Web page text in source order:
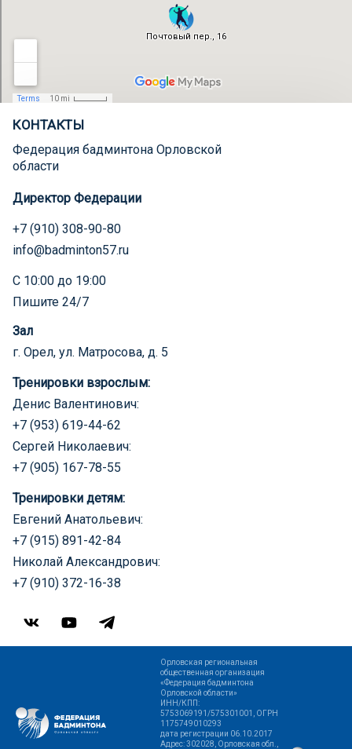
КОНТАКТЫ
Федерация бадминтона Орловской
области
Директор Федерации
+7 (910) 308-90-80
info@badminton57.ru
С 10:00 до 19:00
Пишите 24/7
Зал
г. Орел, ул. Матросова, д. 5
Тренировки взрослым:
Денис Валентинович:
+7 (953) 619-44-62
Сергей Николаевич:
+7 (905) 167-78-55
Тренировки детям:
Евгений Анатольевич:
+7 (915) 891-42-84
Николай Александрович:
+7 (910) 372-16-38
Орловская региональная
общественная организация
«Федерация бадминтона
Орловской области»
ИНН/КПП:
5753069191/575301001, ОГРН
1175749010293
дата регистрации 06.10.2017
Адрес: 302028, Орловская обл.,